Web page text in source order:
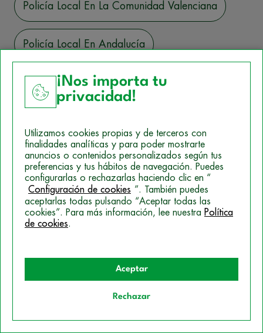
Policía Local En La Comunidad Valenciana
Policía Local En Andalucía
Policía Local En El País Vasco
Policía Local Castilla La Mancha
Policía Local En Las Islas Baleares
Bomberos En Aragón
¡Nos importa tu
privacidad!
Utilizamos cookies propias y de terceros con
finalidades analíticas y para poder mostrarte
anuncios o contenidos personalizados según tus
preferencias y tus hábitos de navegación. Puedes
configurarlas o rechazarlas haciendo clic en “
Configuración de cookies ”. También puedes
aceptarlas todas pulsando “Aceptar todas las
cookies”. Para más información, lee nuestra Política
de cookies.
Aceptar
Rechazar